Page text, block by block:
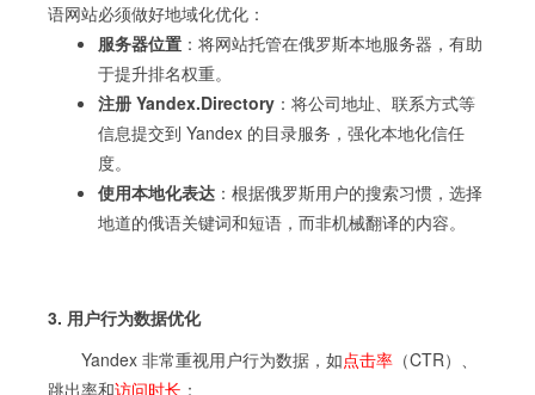
语网站必须做好地域化优化：
服务器位置 ：将网站托管在俄罗斯本地服务器，有助
于提升排名权重。
注册 Yandex.Directory ：将公司地址、联系方式等
信息提交到 Yandex 的目录服务，强化本地化信任
度。
使用本地化表达 ：根据俄罗斯用户的搜索习惯，选择
地道的俄语关键词和短语，而非机械翻译的内容。
3. 用户行为数据优化
Yandex 非常重视用户行为数据，如点击率 （CTR）、
跳出率和访问时长 ：